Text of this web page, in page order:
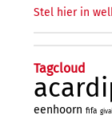
Stel hier in
Tagcloud
eenhoorn fifa